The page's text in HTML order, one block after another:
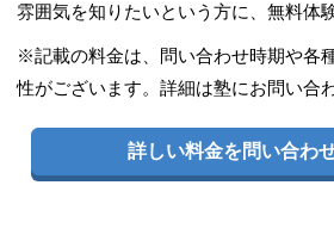
雰囲気を知りたいという方に、無料体
※記載の料金は、問い合わせ時期や各
性がございます。詳細は塾にお問い合
詳しい料金を問い合わ